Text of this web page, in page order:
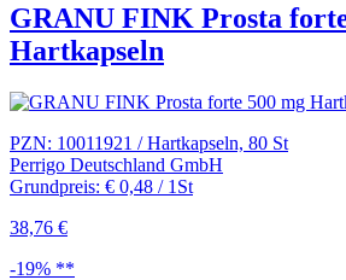
GRANU FINK Prosta
Hartkapseln
PZN: 10011921 / Hartkapseln, 80 St
Perrigo Deutschland GmbH
Grundpreis: € 0,48 / 1St
38,76 €
-19% **